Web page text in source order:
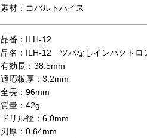
素材：コバルトハイス
品番：ILH-12
品名：ILH-12 ツバなしインパクトロ
有効長：38.5mm
適応板厚：3.2mm
全長：96mm
質量：42g
ドリル径：6.0mm
刃厚：0.64mm